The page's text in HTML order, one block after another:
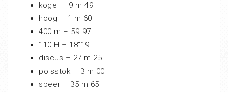
kogel – 9 m 49
hoog – 1 m 60
400 m – 59″97
110 H – 18″19
discus – 27 m 25
polsstok – 3 m 00
speer – 35 m 65